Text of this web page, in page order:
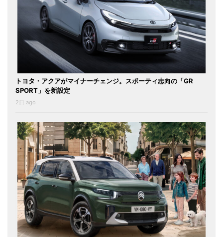
トヨタ・アクアがマイナーチェンジ。スポーティ志向の「GR
SPORT」を新設定
2日 ago